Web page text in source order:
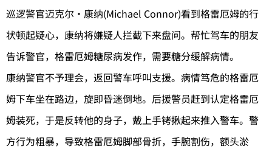
巡逻警官迈克尔·康纳(Michael Connor)看到格雷厄姆的行
状顿起疑心，康纳将嫌疑人拦截下来盘问。帮忙驾车的朋友
告诉警官，格雷厄姆糖尿病发作，需要糖分缓解病情。
康纳警官不予理会，返回警车呼叫支援。病情笃危的格雷厄
姆下车坐在路边，旋即昏迷倒地。后援警员赶到认定格雷厄
姆装死，于是反转他的身子，戴上手铐揪起来推入警车。警
方行为粗暴，导致格雷厄姆脚部骨折，手腕割伤，额头淤